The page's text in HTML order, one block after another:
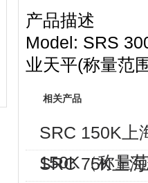
产品描述
Model: SRS
业天平(称量范
相关产品
SRC 150K上
150K（称量
SRC 75K上